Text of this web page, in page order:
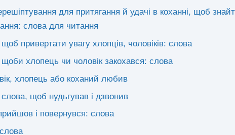
для притягання й удачі в коханні, щоб
слова для читання
привертати увагу хлопців, чоловіків: слова
хлопець чи чоловік закохався: слова
хлопець або коханий любив
щоб нудьгував і дзвонив
і повернувся: слова